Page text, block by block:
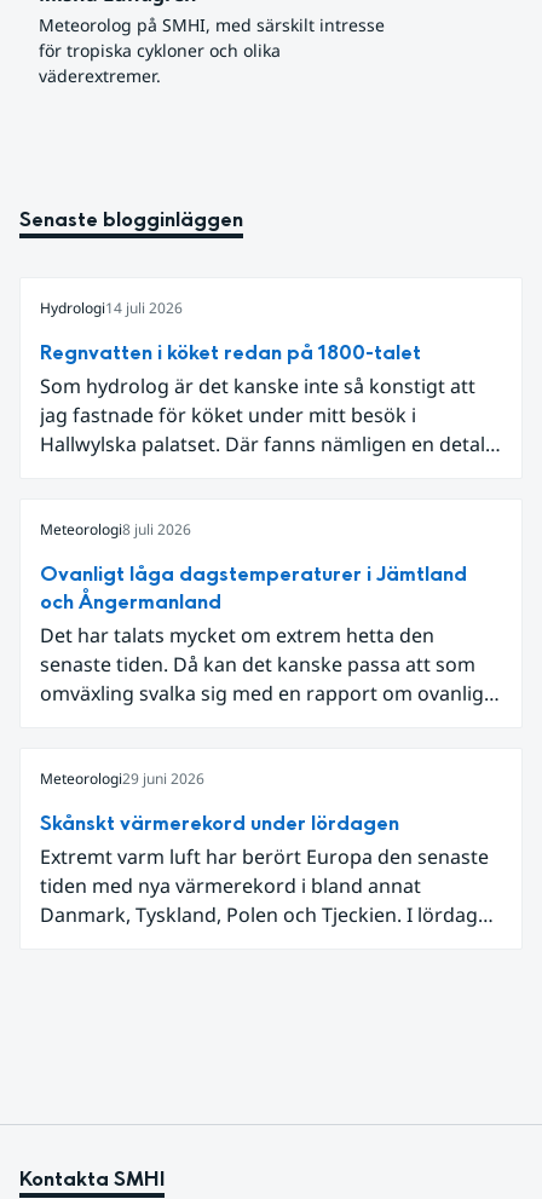
Meteorolog på SMHI, med särskilt intresse
för tropiska cykloner och olika
väderextremer.
Senaste blogginläggen
Hydrologi14 juli 2026
Regnvatten i köket redan på 1800-talet
Som hydrolog är det kanske inte så konstigt att
jag fastnade för köket under mitt besök i
Hallwylska palatset. Där fanns nämligen en detalj
Meteorologi8 juli 2026
Ovanligt låga dagstemperaturer i Jämtland
och Ångermanland
Det har talats mycket om extrem hetta den
senaste tiden. Då kan det kanske passa att som
omväxling svalka sig med en rapport om ovanligt
Meteorologi29 juni 2026
Skånskt värmerekord under lördagen
Extremt varm luft har berört Europa den senaste
tiden med nya värmerekord i bland annat
Danmark, Tyskland, Polen och Tjeckien. I lördags
Kontakta SMHI